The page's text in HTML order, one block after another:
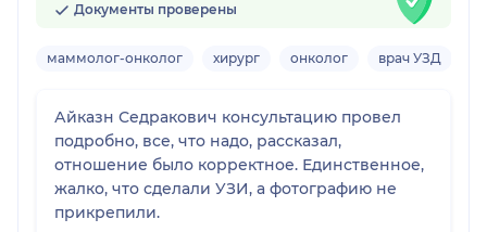
Документы проверены
маммолог-онколог хирург онколог врач УЗД
Айказн Седракович консультацию провел
подробно, все, что надо, рассказал,
отношение было корректное. Единственное,
жалко, что сделали УЗИ, а фотографию не
прикрепили.